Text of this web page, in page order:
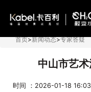
首页>新闻动态>专家答疑
中山市艺
时间 ：2026-01-18